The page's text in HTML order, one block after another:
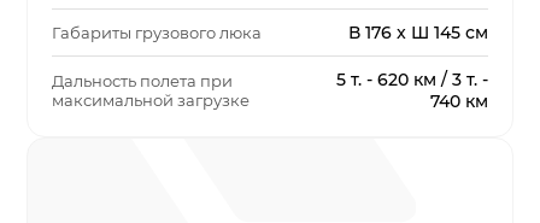
Габариты грузового люка В 176 x Ш 145 см
Дальность полета при
максимальной загрузке
5 т. - 620 км / 3 т. -
740 км